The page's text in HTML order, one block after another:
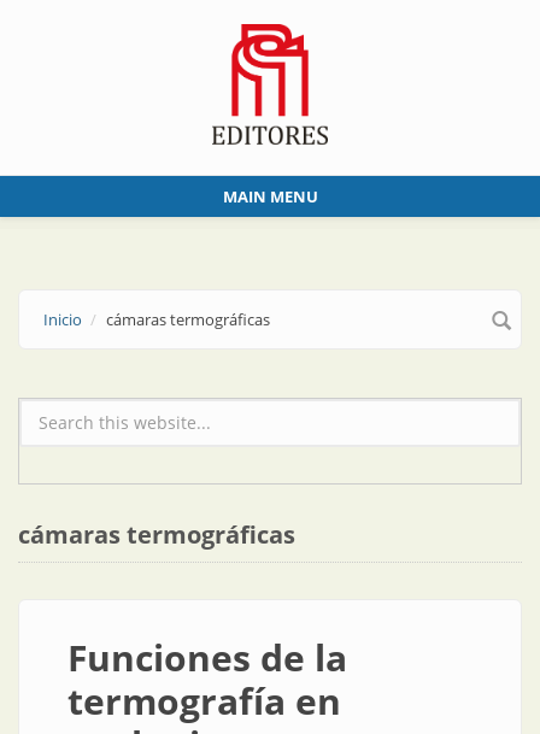
MAIN MENU
Inicio cámaras termográficas
Formulario de búsqueda
cámaras termográficas
Funciones de la
termografía en